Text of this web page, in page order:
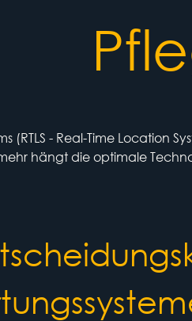
(RTLS - Real-Time Location
hängt die optimale